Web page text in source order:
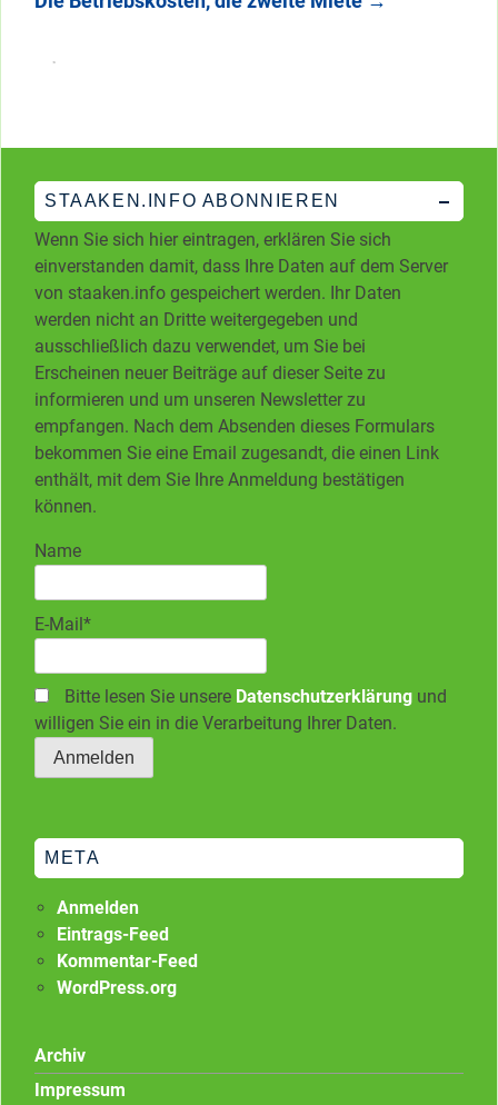
STAAKEN.INFO ABONNIEREN
Wenn Sie sich hier eintragen, erklären Sie sich
einverstanden damit, dass Ihre Daten auf dem Server
von staaken.info gespeichert werden. Ihr Daten
werden nicht an Dritte weitergegeben und
ausschließlich dazu verwendet, um Sie bei
Erscheinen neuer Beiträge auf dieser Seite zu
informieren und um unseren Newsletter zu
empfangen. Nach dem Absenden dieses Formulars
bekommen Sie eine Email zugesandt, die einen Link
enthält, mit dem Sie Ihre Anmeldung bestätigen
können.
Name
E-Mail*
Bitte lesen Sie unsere Datenschutzerklärung und
willigen Sie ein in die Verarbeitung Ihrer Daten.
META
Anmelden
Eintrags-Feed
Kommentar-Feed
WordPress.org
Archiv
Impressum